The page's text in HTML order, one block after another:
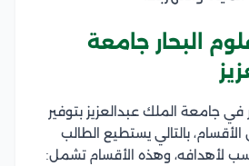
البحار جامعة
في جامعة الملك عبدالعزيز بتوفير
بالتالي يستطيع الطالب
لأهدافه، وهذه الأقسام تشمل: